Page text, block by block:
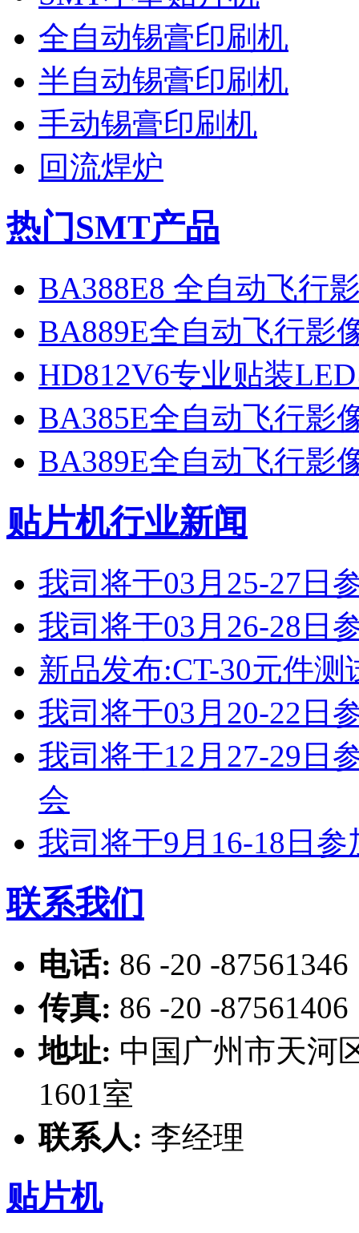
全自动锡膏印刷机
半自动锡膏印刷机
手动锡膏印刷机
回流焊炉
热门SMT产品
BA388E8 全自动飞行
BA889E全自动飞行影
HD812V6专业贴装
BA385E全自动飞行影
BA389E全自动飞行影
贴片机行业新闻
我司将于03月25-27日
我司将于03月26-28日
新品发布:CT-30元件测
我司将于03月20-22日
我司将于12月27-29日
会
我司将于9月16-18日
联系我们
电话: 86 -20 -87561346
传真: 86 -20 -87561406
地址: 中国广州市天河
1601室
联系人: 李经理
贴片机